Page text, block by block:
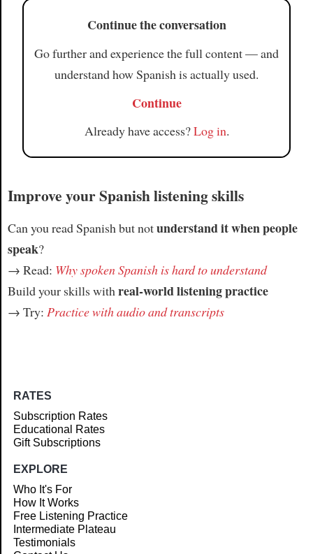
Continue the conversation
Go further and experience the full content — and
understand how Spanish is actually used.
Continue
Already have access?Log in.
Improve your Spanish listening skills
Can you read Spanish but notunderstand it when people
speak?
→ Read: Why spoken Spanish is hard to understand
Build your skills with real-world listening practice
→ Try: Practice with audio and transcripts
RATES
Subscription Rates
Educational Rates
Gift Subscriptions
EXPLORE
Who It's For
How It Works
Free Listening Practice
Intermediate Plateau
Testimonials